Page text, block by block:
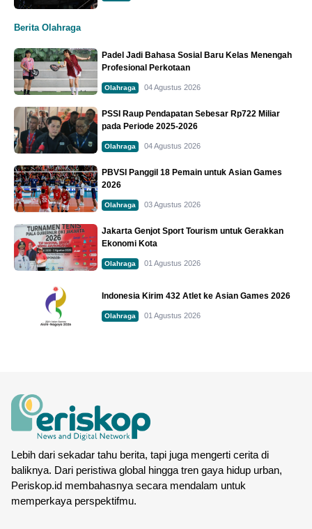
Berita Olahraga
Padel Jadi Bahasa Sosial Baru Kelas Menengah
Profesional Perkotaan
Olahraga 04 Agustus 2026
PSSI Raup Pendapatan Sebesar Rp722 Miliar
pada Periode 2025-2026
Olahraga 04 Agustus 2026
PBVSI Panggil 18 Pemain untuk Asian Games
2026
Olahraga 03 Agustus 2026
Jakarta Genjot Sport Tourism untuk Gerakkan
Ekonomi Kota
Olahraga 01 Agustus 2026
Indonesia Kirim 432 Atlet ke Asian Games 2026
Olahraga 01 Agustus 2026
Lebih dari sekadar tahu berita, tapi juga mengerti cerita di
baliknya. Dari peristiwa global hingga tren gaya hidup urban,
Periskop.id membahasnya secara mendalam untuk
memperkaya perspektifmu.